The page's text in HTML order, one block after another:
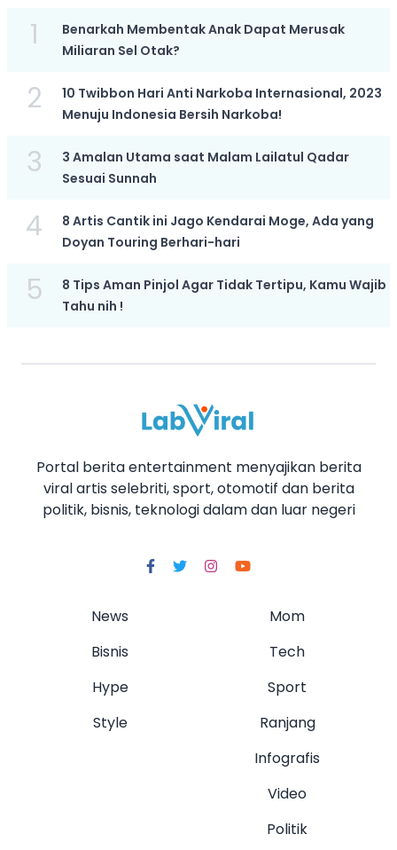
1
Benarkah Membentak Anak Dapat Merusak
Miliaran Sel Otak?
2
10 Twibbon Hari Anti Narkoba Internasional, 2023
Menuju Indonesia Bersih Narkoba!
3
3 Amalan Utama saat Malam Lailatul Qadar
Sesuai Sunnah
4
8 Artis Cantik ini Jago Kendarai Moge, Ada yang
Doyan Touring Berhari-hari
5
8 Tips Aman Pinjol Agar Tidak Tertipu, Kamu Wajib
Tahu nih !
Portal berita entertainment menyajikan berita
viral artis selebriti, sport, otomotif dan berita
politik, bisnis, teknologi dalam dan luar negeri
News
Bisnis
Hype
Style
Mom
Tech
Sport
Ranjang
Infografis
Video
Politik